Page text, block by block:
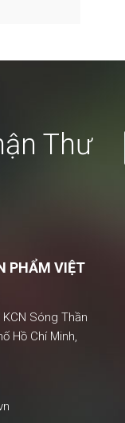
Thư
PHẨM VIỆT
Sóng Thần
Hồ Chí Minh,